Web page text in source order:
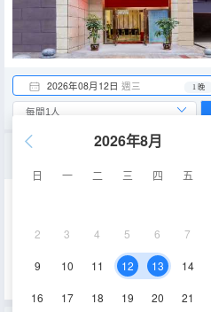
2026年08月12日 週三 1 晚
2026年8月
日 一 二 三 四 五
2 3 4 5 6 7
9 10 11 12 13 14
16 17 18 19 20 21